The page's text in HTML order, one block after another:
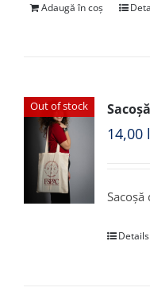
Adaugă în coș
Out of stock
14,00
Details